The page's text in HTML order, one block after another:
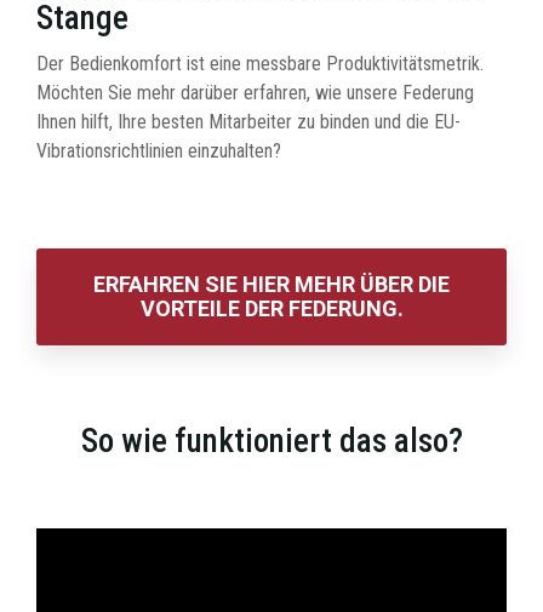
Stange
Der Bedienkomfort ist eine messbare Produktivitätsmetrik.
Möchten Sie mehr darüber erfahren, wie unsere Federung
Ihnen hilft, Ihre besten Mitarbeiter zu binden und die EU-
Vibrationsrichtlinien einzuhalten?
ERFAHREN SIE HIER MEHR ÜBER DIE
VORTEILE DER FEDERUNG.
So wie funktioniert das also?